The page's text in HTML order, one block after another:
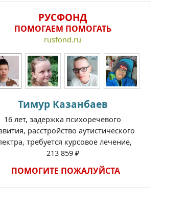
РУСФОНД
ПОМОГАЕМ ПОМОГАТЬ
rusfond.ru
Тимур Казанбаев
16 лет, задержка психоречевого
расстройство аутистического
требуется курсовое лечение,
213 859 ₽
ПОМОГИТЕ ПОЖАЛУЙСТА